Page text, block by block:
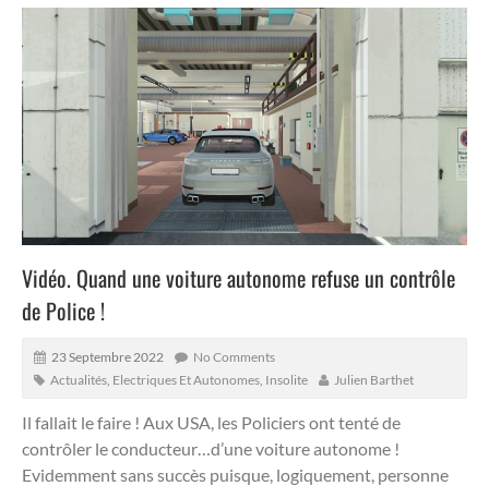
Vidéo. Quand une voiture autonome refuse un contrôle
de Police !
23 Septembre 2022
No Comments
Actualités Electriques Et Autonomes Insolite Julien Barthet
Il fallait le faire ! Aux USA, les Policiers ont tenté de
contrôler le conducteur…d’une voiture autonome !
Evidemment sans succès puisque, logiquement, personne